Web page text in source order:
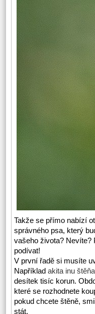
Takže se přímo nabízí
správného psa, který
vašeho života? Nevíte?
podívat!
V první řadě si musíte
Napříkladakita inu
desítek tisíc korun.
které se rozhodnete
pokud chcete štěně,
stát.